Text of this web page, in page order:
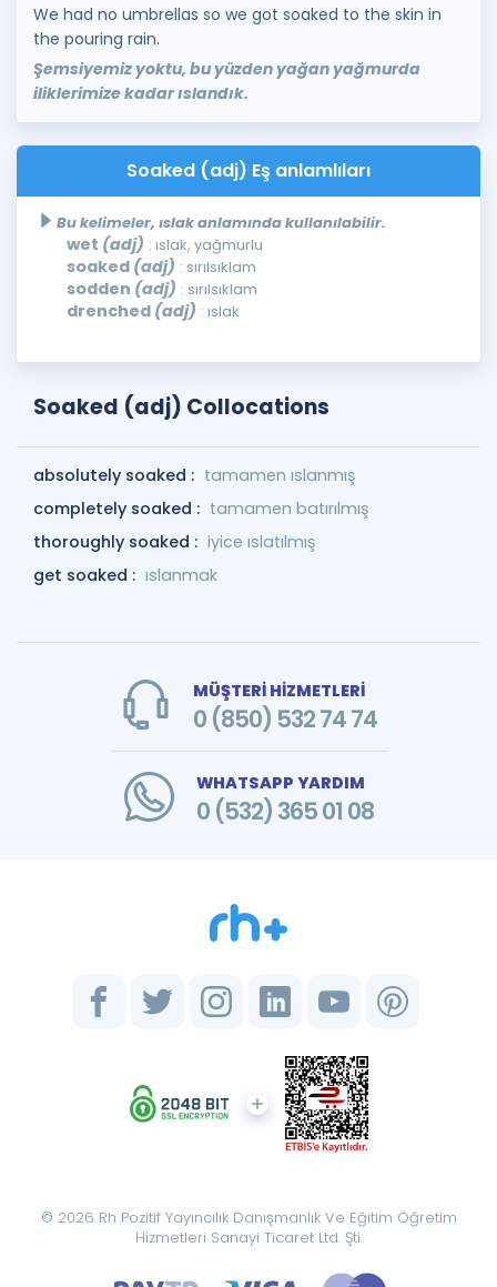
We had no umbrellas so we got soaked to the skin in
the pouring rain.
Şemsiyemiz yoktu, bu yüzden yağan yağmurda
iliklerimize kadar ıslandık.
Soaked (adj) Eş anlamlıları
Bu kelimeler, ıslak anlamında kullanılabilir.
wet (adj) : ıslak, yağmurlu
soaked (adj) : sırılsıklam
sodden (adj) : sırılsıklam
drenched (adj) : ıslak
Soaked (adj) Collocations
absolutely soaked : tamamen ıslanmış
completely soaked : tamamen batırılmış
thoroughly soaked : iyice ıslatılmış
get soaked : ıslanmak
MÜŞTERİ HİZMETLERİ
0 (850) 532 74 74
WHATSAPP YARDIM
0 (532) 365 01 08
© 2026 Rh Pozitif Yayıncılık Danışmanlık Ve Eğitim Öğretim
Hizmetleri Sanayi Ticaret Ltd. Şti.